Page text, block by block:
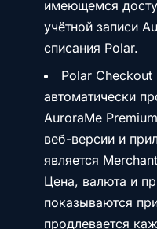
имеющемся
учётной записи
списания Polar.
Polar
автоматически
AuroraMe
веб-версии и
является
Цена, валюта и
показываются
продлевается